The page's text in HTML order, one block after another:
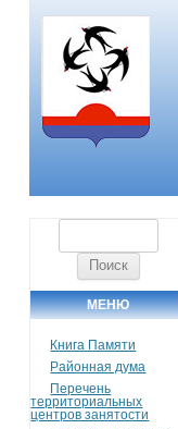
МЕНЮ
Книга Памяти
Районная дума
Перечень
территориальных
центров занятости